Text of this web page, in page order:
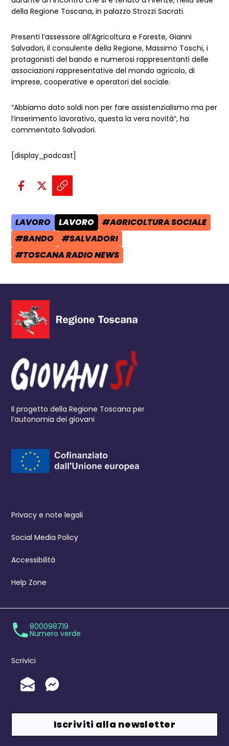
della Regione Toscana, in palazzo Strozzi Sacrati.
Presenti l’assessore all’Agricoltura e Foreste, Gianni
Salvadori, il consulente della Regione, Massimo Toschi, i
protagonisti del bando e numerosi rappresentanti delle
associazioni rappresentative del mondo agricolo, di
imprese, cooperative e operatori del sociale.
“Abbiamo dato soldi non per fare assistenzialismo ma per
l’inserimento lavorativo, questa la vera novità”, ha
commentato Salvadori.
[display_podcast]
Condividi sui social:
Condividi su Facebook - apre
Condividi su X - apre una
Copia il link e condividi -
AREA TEMATICA:
LAVORO CATEGORIA POST:
LAVORO TAG:
#AGRICOLTURA SOCIALE
TAG:
#BANDO TAG:
#SALVADORI
TAG:
#TOSCANA RADIO NEWS
Il progetto della Regione Toscana per
l’autonomia dei giovani
Privacy e note legali
Social Media Policy
Accessibilità
Help Zone
800098719
Numero verde
Scrivici
Invia un'Email
Messenger
Iscriviti alla newsletter